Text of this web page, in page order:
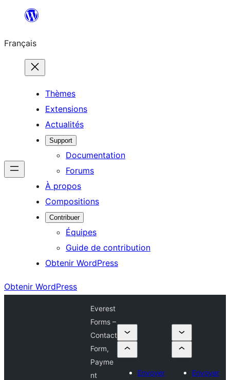
contenu
Français
Thèmes
Extensions
Actualités
Support
Documentation
Forums
À propos
Compositions
Contribuer
Équipes
Guide de contribution
Obtenir WordPress
Obtenir WordPress
Everest
Forms –
Contact
Form,
Payme
nt
Envoyer
Envoyer